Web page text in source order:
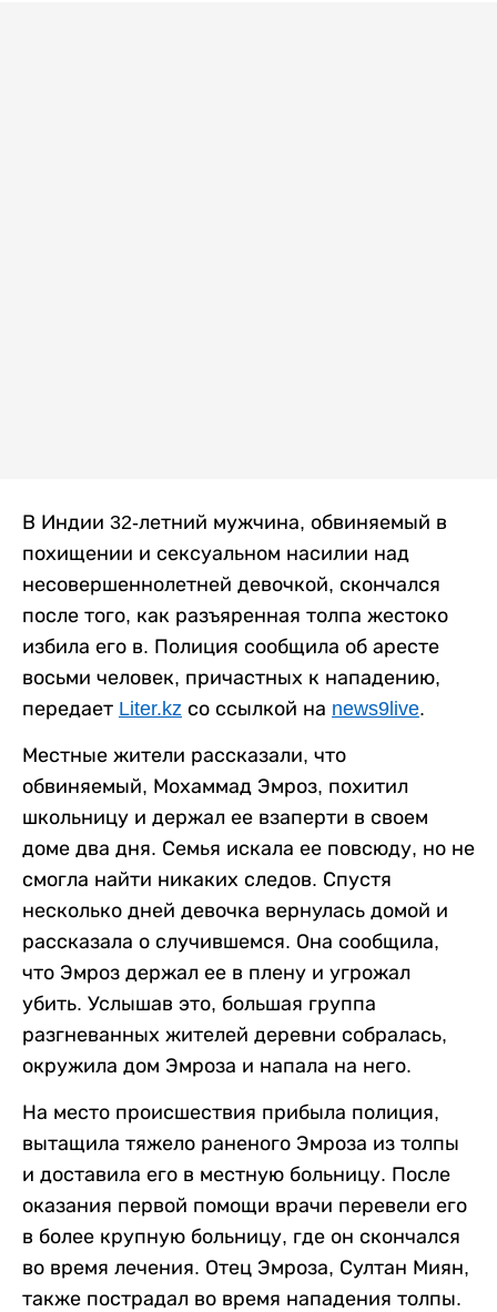
В Индии 32-летний мужчина, обвиняемый в
похищении и сексуальном насилии над
несовершеннолетней девочкой, скончался
после того, как разъяренная толпа жестоко
избила его в. Полиция сообщила об аресте
восьми человек, причастных к нападению,
передает Liter.kz со ссылкой на news9live.
Местные жители рассказали, что
обвиняемый, Мохаммад Эмроз, похитил
школьницу и держал ее взаперти в своем
доме два дня. Семья искала ее повсюду, но не
смогла найти никаких следов. Спустя
несколько дней девочка вернулась домой и
рассказала о случившемся. Она сообщила,
что Эмроз держал ее в плену и угрожал
убить. Услышав это, большая группа
разгневанных жителей деревни собралась,
окружила дом Эмроза и напала на него.
На место происшествия прибыла полиция,
вытащила тяжело раненого Эмроза из толпы
и доставила его в местную больницу. После
оказания первой помощи врачи перевели его
в более крупную больницу, где он скончался
во время лечения. Отец Эмроза, Султан Миян,
также пострадал во время нападения толпы.